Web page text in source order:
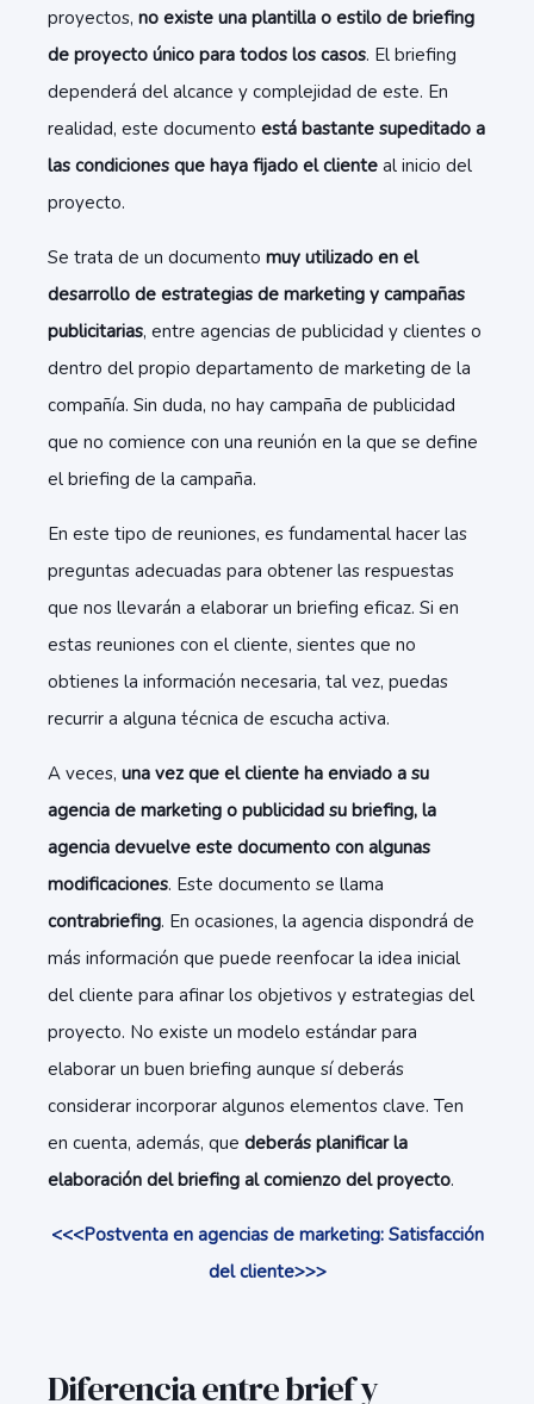
proyectos, no existe una plantilla o estilo de briefing
de proyecto único para todos los casos. El briefing
dependerá del alcance y complejidad de este. En
realidad, este documento está bastante supeditado a
las condiciones que haya fijado el cliente al inicio del
proyecto.
Se trata de un documento muy utilizado en el
desarrollo de estrategias de marketing y campañas
publicitarias, entre agencias de publicidad y clientes o
dentro del propio departamento de marketing de la
compañía. Sin duda, no hay campaña de publicidad
que no comience con una reunión en la que se define
el briefing de la campaña.
En este tipo de reuniones, es fundamental hacer las
preguntas adecuadas para obtener las respuestas
que nos llevarán a elaborar un briefing eficaz. Si en
estas reuniones con el cliente, sientes que no
obtienes la información necesaria, tal vez, puedas
recurrir a alguna técnica de escucha activa.
A veces, una vez que el cliente ha enviado a su
agencia de marketing o publicidad su briefing, la
agencia devuelve este documento con algunas
modificaciones. Este documento se llama
contrabriefing. En ocasiones, la agencia dispondrá de
más información que puede reenfocar la idea inicial
del cliente para afinar los objetivos y estrategias del
proyecto. No existe un modelo estándar para
elaborar un buen briefing aunque sí deberás
considerar incorporar algunos elementos clave. Ten
en cuenta, además, que deberás planificar la
elaboración del briefing al comienzo del proyecto.
<<<Postventa en agencias de marketing: Satisfacción
del cliente>>>
Diferencia entre brief y